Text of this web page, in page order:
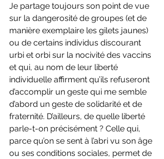
Je partage toujours son point de vue
sur la dangerosité de groupes (et de
manière exemplaire les gilets jaunes)
ou de certains individus discourant
urbi et orbi sur la nocivité des vaccins
et qui, au nom de leur liberté
individuelle affirment qu’ils refuseront
d’accomplir un geste qui me semble
d’abord un geste de solidarité et de
fraternité. D’ailleurs, de quelle liberté
parle-t-on précisément ? Celle qui,
parce qu’on se sent à l’abri vu son âge
ou ses conditions sociales, permet de